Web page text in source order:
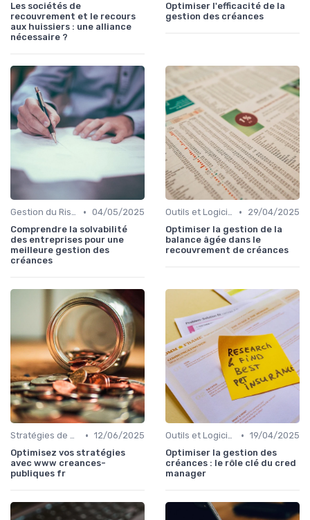
Les sociétés de
recouvrement et le recours
aux huissiers : une alliance
nécessaire ?
Optimiser l'efficacité de la
gestion des créances
Gestion du Risque Créditeur • 04/05/2025
Comprendre la solvabilité
des entreprises pour une
meilleure gestion des
créances
Outils et Logiciels de Gestion de Créances •
29/04/2025
Optimiser la gestion de la
balance âgée dans le
recouvrement de créances
Stratégies de Recouvrement B2B • 12/06/2025
Optimisez vos stratégies
avec www creances-
publiques fr
Outils et Logiciels de Gestion de Créances • 19/04/2025
Optimiser la gestion des
créances : le rôle clé du cred
manager